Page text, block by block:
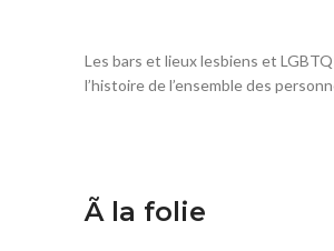
Les bars et lieux lesbiens et
l’histoire de l’ensemble des
Ã la folie